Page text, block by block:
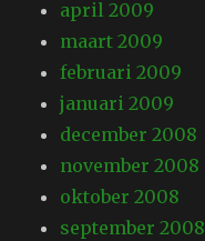
april 2009
maart 2009
februari 2009
januari 2009
december 2008
november 2008
oktober 2008
september 2008